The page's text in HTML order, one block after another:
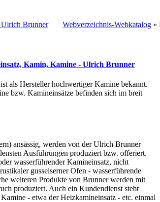
Webverzeichnis-Webkatalog »
Kamin, Kamine - Ulrich Brunner
als Hersteller hochwertiger Kamine bekannt.
bzw. Kamineinsätze befinden sich im breit
ansässig, werden von der Ulrich Brunner
Ausführungen produziert bzw. offeriert.
wasserführender Kamineinsatz, nicht
gusseiserner Ofen - wasserführende
weiteren Produkte von Brunner werden mit
produziert. Auch ein Kundendienst steht
- etwa der Heizkamineinsatz - etc. einmal